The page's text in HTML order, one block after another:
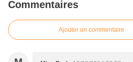
Commentaires
Ajouter un commentaire